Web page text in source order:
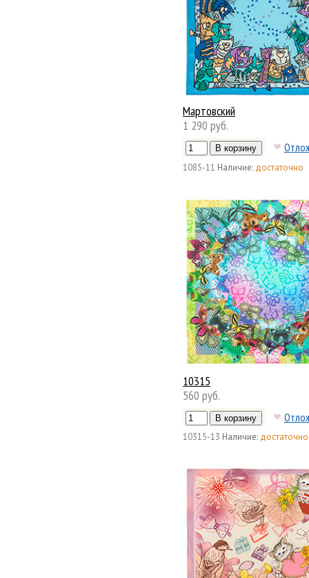
Мартовский
1 290 руб.
1085-11 Наличие: достаточно
10315
560 руб.
10315-13 Наличие: достаточно